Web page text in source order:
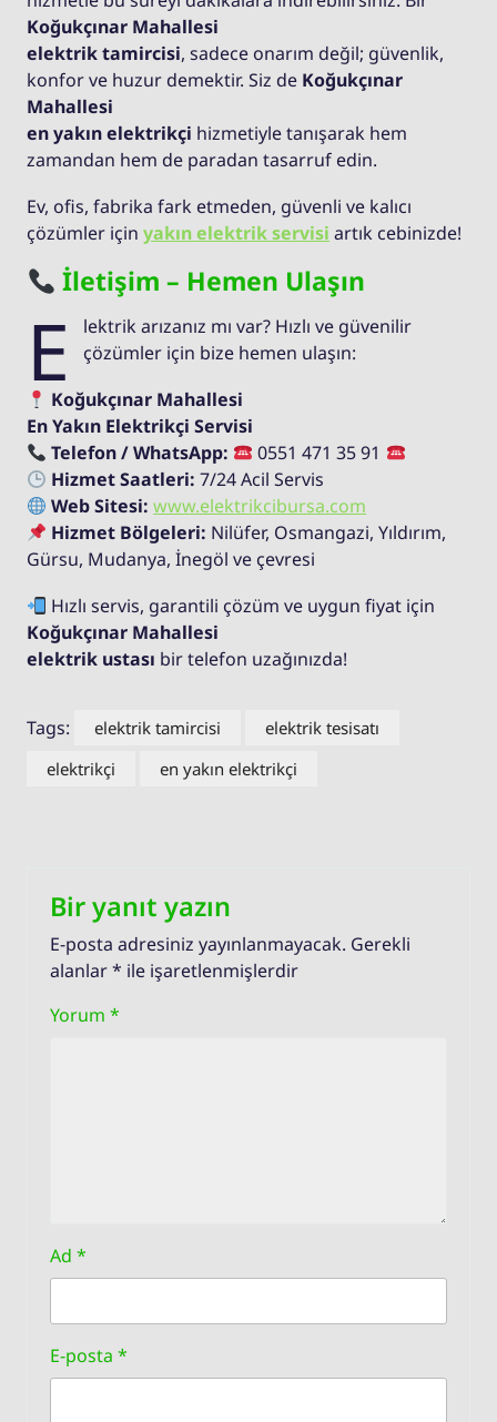
Koğukçınar Mahallesi
elektrik tamircisi, sadece onarım değil; güvenlik,
konfor ve huzur demektir. Siz de Koğukçınar
Mahallesi
en yakın elektrikçi hizmetiyle tanışarak hem
zamandan hem de paradan tasarruf edin.
Ev, ofis, fabrika fark etmeden, güvenli ve kalıcı
çözümler için yakın elektrik servisi artık cebinizde!
İletişim – Hemen Ulaşın
E
lektrik arızanız mı var? Hızlı ve güvenilir
çözümler için bize hemen ulaşın:
Koğukçınar Mahallesi
En Yakın Elektrikçi Servisi
Telefon / WhatsApp:
0551 471 35 91
Hizmet Saatleri: 7/24 Acil Servis
Web Sitesi: www.elektrikcibursa.com
Hizmet Bölgeleri: Nilüfer, Osmangazi, Yıldırım,
Gürsu, Mudanya, İnegöl ve çevresi
Hızlı servis, garantili çözüm ve uygun fiyat için
Koğukçınar Mahallesi
elektrik ustası bir telefon uzağınızda!
Tags: elektrik tamircisi
elektrik tesisatı
elektrikçi
en yakın elektrikçi
Bir yanıt yazın
E-posta adresiniz yayınlanmayacak. Gerekli
alanlar* ile işaretlenmişlerdir
Yorum *
Ad *
E-posta *